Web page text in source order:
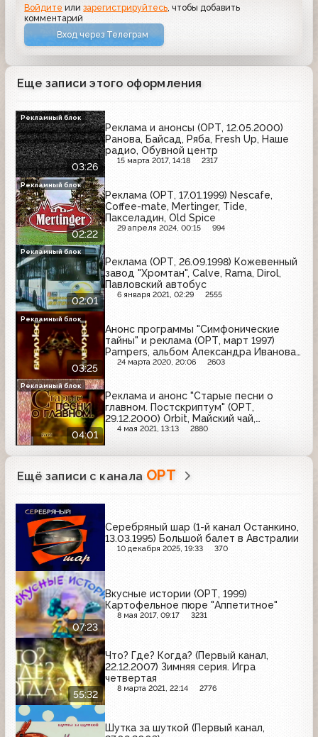
Войдите илизарегистрируйтесь, чтобы добавить
комментарий
Вход через Телеграм
Еще записи этого оформления
03:26
Реклама и анонсы (ОРТ, 12.05.2000)
Ранова, Байсад, Ряба, Fresh Up, Наше
радио, Обувной центр
15 марта 2017, 14:18 2317
Рекламный блок
02:22
Реклама (ОРТ, 17.01.1999) Nescafe,
Coffee-mate, Mertinger, Tide,
Пакселадин, Old Spice
29 апреля 2024, 00:15 994
Рекламный блок
02:01
Реклама (ОРТ, 26.09.1998) Кожевенный
завод "Хромтан", Calve, Rama, Dirol,
Павловский автобус
6 января 2021, 02:29 2555
Рекламный блок
03:25
Анонс программы "Симфонические
тайны" и реклама (ОРТ, март 1997)
Pampers, альбом Александра Иванова
"Грешной души печаль", Налоговая
24 марта 2020, 20:06 2603
Рекламный блок
04:01
Реклама и анонс "Старые песни о
главном. Постскриптум" (ОРТ,
29.12.2000) Orbit, Майский чай,
Evervess, Покров, Maxwell House,
4 мая 2021, 13:13 2880
Рекламный блок
Ещё записи с канала ОРТ
Серебряный шар (1-й канал Останкино,
13.03.1995) Большой балет в Австралии
10 декабря 2025, 19:33 370
07:23
Вкусные истории (ОРТ, 1999)
Картофельное пюре "Аппетитное"
8 мая 2017, 09:17 3231
55:32
Что? Где? Когда? (Первый канал,
22.12.2007) Зимняя серия. Игра
четвертая
8 марта 2021, 22:14 2776
Шутка за шуткой (Первый канал,